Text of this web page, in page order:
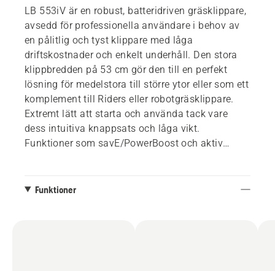
LB 553iV är en robust, batteridriven gräsklippare,
avsedd för professionella användare i behov av
en pålitlig och tyst klippare med låga
driftskostnader och enkelt underhåll. Den stora
klippbredden på 53 cm gör den till en perfekt
lösning för medelstora till större ytor eller som ett
komplement till Riders eller robotgräsklippare.
Extremt lätt att starta och använda tack vare
dess intuitiva knappsats och låga vikt.
Funktioner som savE/PowerBoost och aktiv
batterifack för BLi-batterier. Ryggsäcksbatteri
Funktioner